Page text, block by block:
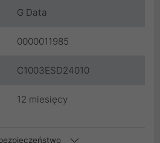
G Data
0000011985
C1003ESD24010
12 miesięcy